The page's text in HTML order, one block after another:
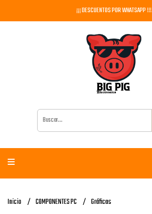
¡¡¡ DESCUENTOS POR WHATSAPP !!!
Inicio COMPONENTES PC Gráficas